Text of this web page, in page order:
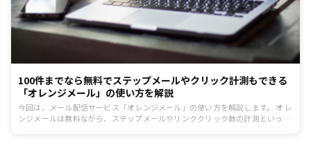
100件までなら無料でステップメールやクリック計測もできる
「オレンジメール」の使い方を解説
今回は、メール配信サービス「オレンジメール」の使い方を解説します。 オレ
ンジメールは無料ながら、ステップメールやリンククリック数の計測といった